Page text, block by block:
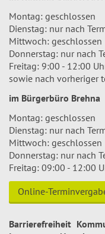
Montag: geschlossen
Dienstag: nur nach
Mittwoch: geschlossen
Donnerstag: nur nach
Freitag: 9:00 - 12:00
sowie nach vorheriger
im Bürgerbüro Brehna
Montag: geschlossen
Dienstag: nur nach
Mittwoch: geschlossen
Donnerstag: nur nach
Freitag: 09:00 - 12:00
Online-
Barrierefreiheit